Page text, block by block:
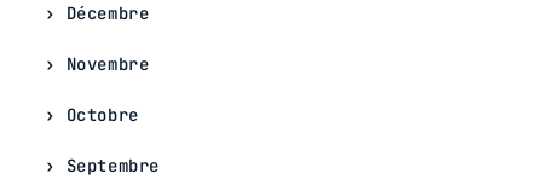
Décembre
Novembre
Octobre
Septembre